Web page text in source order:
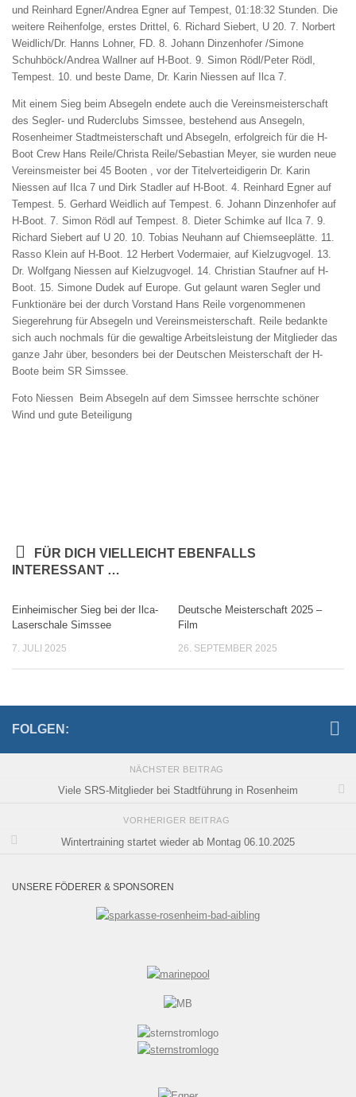
und Reinhard Egner/Andrea Egner auf Tempest, 01:18:32 Stunden. Die
weitere Reihenfolge, erstes Drittel, 6. Richard Siebert, U 20. 7. Norbert
Weidlich/Dr. Hanns Lohner, FD. 8. Johann Dinzenhofer /Simone
Schuhböck/Andrea Wallner auf H-Boot. 9. Simon Rödl/Peter Rödl,
Tempest. 10. und beste Dame, Dr. Karin Niessen auf Ilca 7.
Mit einem Sieg beim Absegeln endete auch die Vereinsmeisterschaft
des Segler- und Ruderclubs Simssee, bestehend aus Ansegeln,
Rosenheimer Stadtmeisterschaft und Absegeln, erfolgreich für die H-
Boot Crew Hans Reile/Christa Reile/Sebastian Meyer, sie wurden neue
Vereinsmeister bei 45 Booten , vor der Titelverteidigerin Dr. Karin
Niessen auf Ilca 7 und Dirk Stadler auf H-Boot. 4. Reinhard Egner auf
Tempest. 5. Gerhard Weidlich auf Tempest. 6. Johann Dinzenhofer auf
H-Boot. 7. Simon Rödl auf Tempest. 8. Dieter Schimke auf Ilca 7. 9.
Richard Siebert auf U 20. 10. Tobias Neuhann auf Chiemseeplätte. 11.
Rasso Klein auf H-Boot. 12 Herbert Vodermaier, auf Kielzugvogel. 13.
Dr. Wolfgang Niessen auf Kielzugvogel. 14. Christian Staufner auf H-
Boot. 15. Simone Dudek auf Europe. Gut gelaunt waren Segler und
Funktionäre bei der durch Vorstand Hans Reile vorgenommenen
Siegerehrung für Absegeln und Vereinsmeisterschaft. Reile bedankte
sich auch nochmals für die gewaltige Arbeitsleistung der Mitglieder das
ganze Jahr über, besonders bei der Deutschen Meisterschaft der H-
Boote beim SR Simssee.
Foto Niessen Beim Absegeln auf dem Simssee herrschte schöner
Wind und gute Beteiligung
FÜR DICH VIELLEICHT EBENFALLS
INTERESSANT …
Einheimischer Sieg bei der Ilca-
Laserschale Simssee
7. JULI 2025
Deutsche Meisterschaft 2025 –
Film
26. SEPTEMBER 2025
FOLGEN:
NÄCHSTER BEITRAG
Viele SRS-Mitglieder bei Stadtführung in Rosenheim
VORHERIGER BEITRAG
Wintertraining startet wieder ab Montag 06.10.2025
UNSERE FÖDERER & SPONSOREN